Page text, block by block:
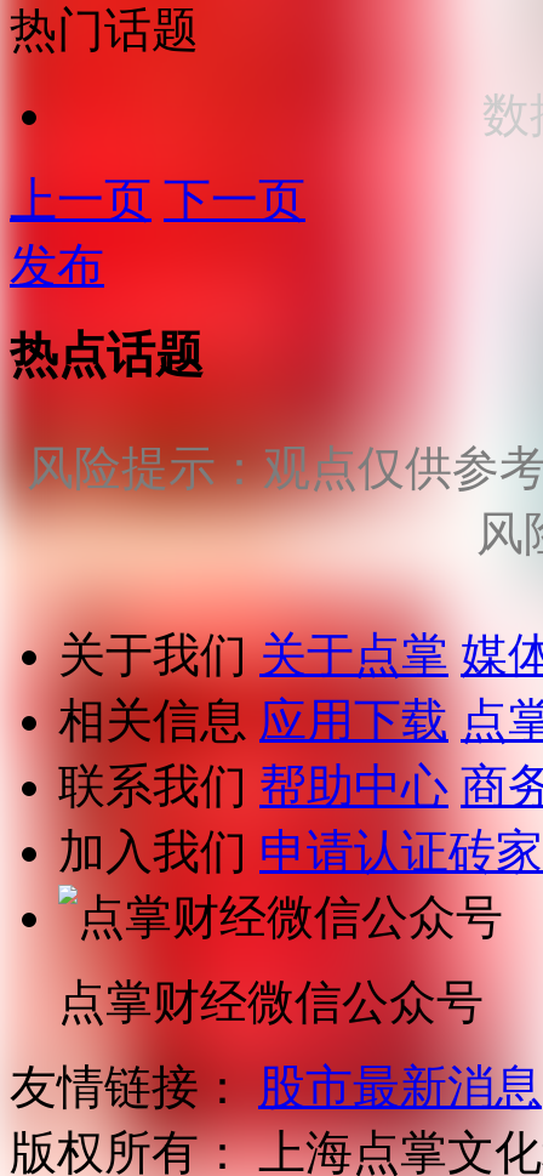
热门话题
数
上一页 下一页
发布
热点话题
风险提示：观点仅供参
风
关于我们 关于点掌 媒
相关信息 应用下载 点
联系我们 帮助中心 商
加入我们 申请认证砖家
点掌财经微信公众号
友情链接：
股市最新消息
版权所有： 上海点掌文